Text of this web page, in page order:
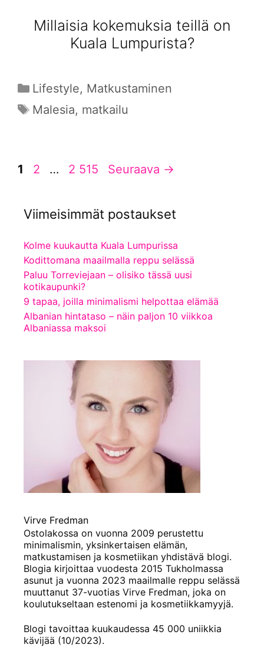
Millaisia kokemuksia teillä on
Kuala Lumpurista?
Kategoriat
Lifestyle, Matkustaminen
Avainsanat
Malesia, matkailu
Sivu
1 Sivu
2 … Sivu
2 515 Seuraava →
Viimeisimmät postaukset
Kolme kuukautta Kuala Lumpurissa
Kodittomana maailmalla reppu selässä
Paluu Torreviejaan – olisiko tässä uusi
kotikaupunki?
9 tapaa, joilla minimalismi helpottaa elämää
Albanian hintataso – näin paljon 10 viikkoa
Albaniassa maksoi
Virve Fredman
Ostolakossa on vuonna 2009 perustettu
minimalismin, yksinkertaisen elämän,
matkustamisen ja kosmetiikan yhdistävä blogi.
Blogia kirjoittaa vuodesta 2015 Tukholmassa
asunut ja vuonna 2023 maailmalle reppu selässä
muuttanut 37-vuotias Virve Fredman, joka on
koulutukseltaan estenomi ja kosmetiikkamyyjä.
Blogi tavoittaa kuukaudessa 45 000 uniikkia
kävijää (10/2023).